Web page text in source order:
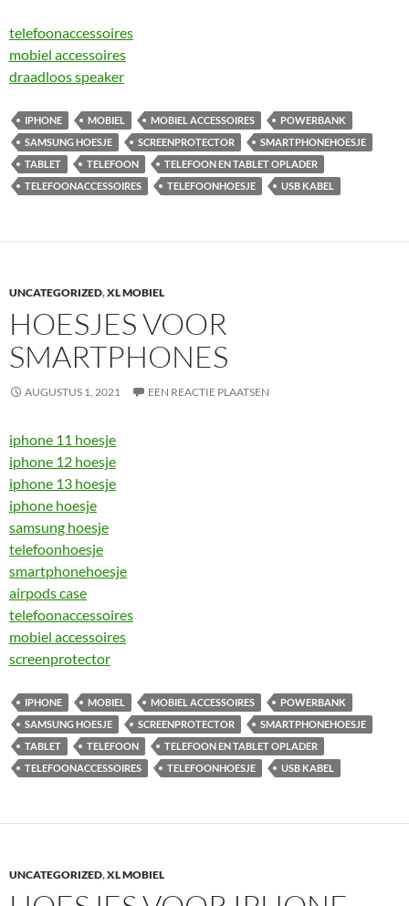
telefoonaccessoires
mobiel accessoires
draadloos speaker
IPHONE MOBIEL MOBIEL ACCESSOIRES
POWERBANK
SAMSUNG HOESJE
SCREENPROTECTOR
SMARTPHONEHOESJE
TABLET
TELEFOON
TELEFOON EN TABLET OPLADER
TELEFOONACCESSOIRES
TELEFOONHOESJE USB KABEL
UNCATEGORIZED,XL MOBIEL
HOESJES VOOR
SMARTPHONES
AUGUSTUS 1, 2021 EEN REACTIE PLAATSEN
iphone 11 hoesje
iphone 12 hoesje
iphone 13 hoesje
iphone hoesje
samsung hoesje
telefoonhoesje
smartphonehoesje
airpods case
telefoonaccessoires
mobiel accessoires
screenprotector
IPHONE MOBIEL MOBIEL ACCESSOIRES
POWERBANK
SAMSUNG HOESJE
SCREENPROTECTOR
SMARTPHONEHOESJE
TABLET
TELEFOON
TELEFOON EN TABLET OPLADER
TELEFOONACCESSOIRES
TELEFOONHOESJE USB KABEL
UNCATEGORIZED,XL MOBIEL